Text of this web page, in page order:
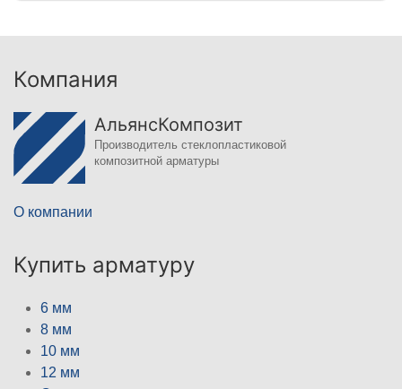
Компания
АльянсКомпозит
Производитель стеклопластиковой
композитной арматуры
О компании
Купить арматуру
6 мм
8 мм
10 мм
12 мм